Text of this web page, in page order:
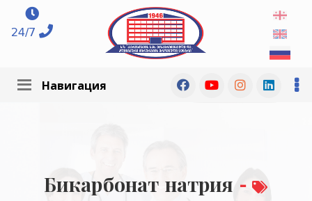
24/7
Навигация
Бикарбонат натрия -